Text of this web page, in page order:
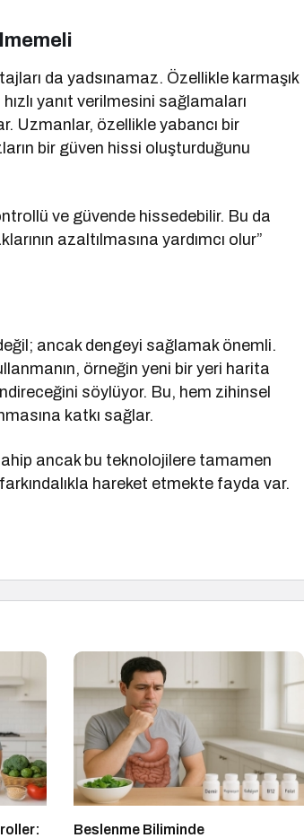
da yadsınamaz. Özellikle karmaşık
yanıt verilmesini sağlamaları
Uzmanlar, özellikle yabancı bir
bir güven hissi oluşturduğunu
ve güvende hissedebilir. Bu da
azaltılmasına yardımcı olur”
ancak dengeyi sağlamak önemli.
örneğin yeni bir yeri harita
söylüyor. Bu, hem zihinsel
katkı sağlar.
ancak bu teknolojilere tamamen
hareket etmekte fayda var.
Beslenme Biliminde